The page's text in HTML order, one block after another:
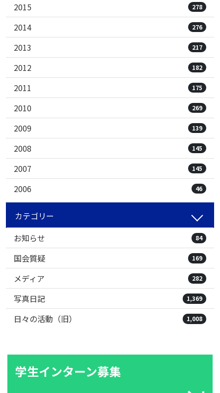
2015 278
2014 276
2013 217
2012 182
2011 175
2010 269
2009 139
2008 145
2007 145
2006 46
カテゴリー
お知らせ
84
国会質疑 169
メディア 282
写真日記 1,369
日々の活動（旧） 1,008
学生インターン募集